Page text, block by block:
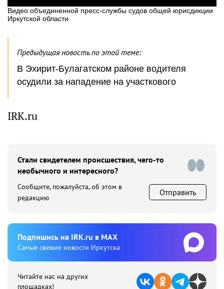
Видео объединенной пресс-службы судов общей юрисдикции
Иркутской области
Предыдущая новость по этой теме:
В Эхирит-Булагатском районе водителя
осудили за нападение на участкового
IRK.ru
Стали свидетелем происшествия, чего-то
необычного и интересного?
Сообщите, пожалуйста, об этом в
редакцию
Отправить
Подпишиcь на IRK.ru в MAX
Cамые свежие новости Иркутска
Читайте нас на других
площадках!